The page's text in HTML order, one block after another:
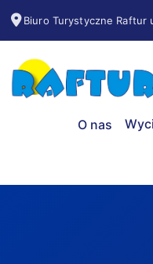
Biuro Turystyczne Raftur
O nas